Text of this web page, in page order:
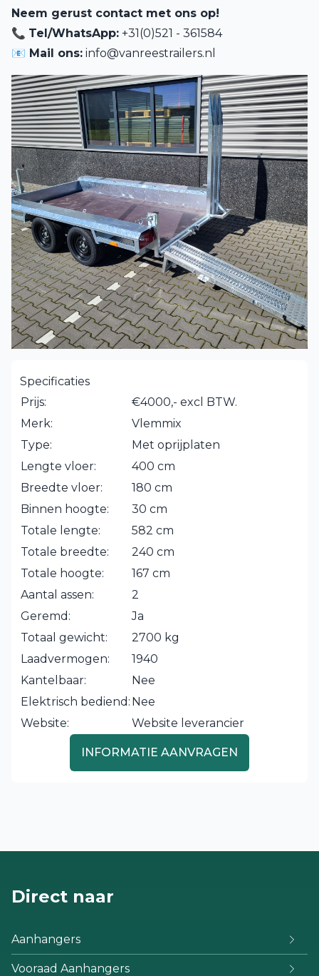
Neem gerust contact met ons op!
📞 Tel/WhatsApp: +31(0)521 - 361584
📧 Mail ons: info@vanreestrailers.nl
Specificaties
Prijs:
€4000,- excl BTW.
Merk:
Vlemmix
Type:
Met oprijplaten
Lengte vloer:
400 cm
Breedte vloer:
180 cm
Binnen hoogte:
30 cm
Totale lengte:
582 cm
Totale breedte:
240 cm
Totale hoogte:
167 cm
Aantal assen:
2
Geremd:
Ja
Totaal gewicht:
2700 kg
Laadvermogen:
1940
Kantelbaar:
Nee
Elektrisch bediend: Nee
Website:
Website leverancier
INFORMATIE AANVRAGEN
Direct naar
Aanhangers
Vooraad Aanhangers